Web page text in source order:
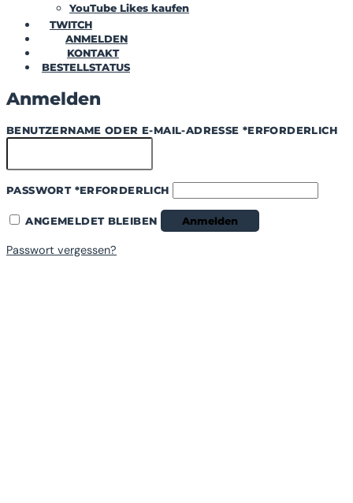
YouTube Likes kaufen
TWITCH
ANMELDEN
KONTAKT
BESTELLSTATUS
Anmelden
BENUTZERNAME ODER E-MAIL-ADRESSE *ERFORDERLICH
PASSWORT *ERFORDERLICH
ANGEMELDET BLEIBEN Anmelden
Passwort vergessen?